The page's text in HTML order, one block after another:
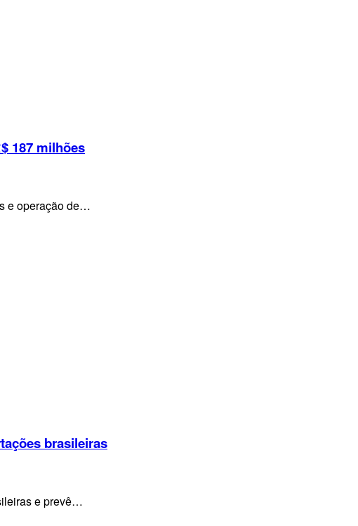
187 milhões
e operação de…
brasileiras
e prevê…